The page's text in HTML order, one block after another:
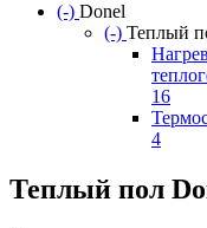
(-) Remove Donel
Donel
(-) Remove
Теплый
16
Apply
для
4
filter
Теплый пол